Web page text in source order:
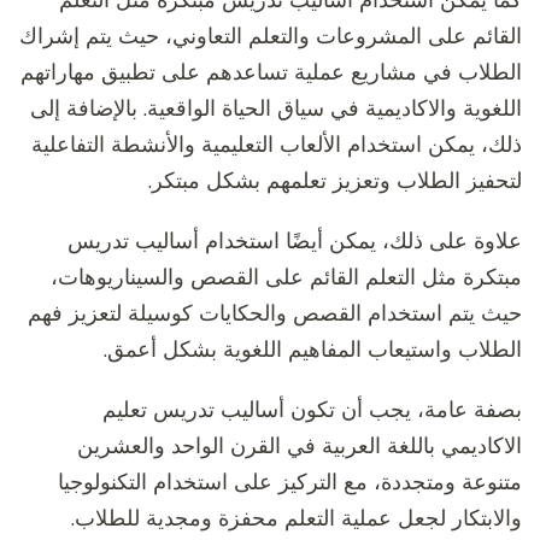
القائم على المشروعات والتعلم التعاوني، حيث يتم إشراك
الطلاب في مشاريع عملية تساعدهم على تطبيق مهاراتهم
اللغوية والاكاديمية في سياق الحياة الواقعية. بالإضافة إلى
ذلك، يمكن استخدام الألعاب التعليمية والأنشطة التفاعلية
لتحفيز الطلاب وتعزيز تعلمهم بشكل مبتكر.
علاوة على ذلك، يمكن أيضًا استخدام أساليب تدريس
مبتكرة مثل التعلم القائم على القصص والسيناريوهات،
حيث يتم استخدام القصص والحكايات كوسيلة لتعزيز فهم
الطلاب واستيعاب المفاهيم اللغوية بشكل أعمق.
بصفة عامة، يجب أن تكون أساليب تدريس تعليم
الاكاديمي باللغة العربية في القرن الواحد والعشرين
متنوعة ومتجددة، مع التركيز على استخدام التكنولوجيا
والابتكار لجعل عملية التعلم محفزة ومجدية للطلاب.